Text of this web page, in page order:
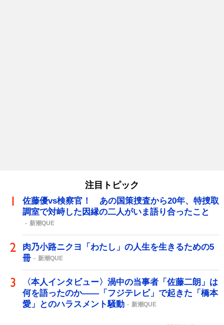
注目トピック
佐藤優vs検察官！ あの国策捜査から20年、特捜取
調室で対峙した因縁の二人がいま語り合ったこと
新潮QUE
肉乃小路ニクヨ「わたし」の人生を生きるための5
冊
新潮QUE
〈本人インタビュー〉渦中の当事者「佐藤二朗」は
何を語ったのか――「フジテレビ」で起きた「橋本
愛」とのハラスメント騒動
新潮QUE